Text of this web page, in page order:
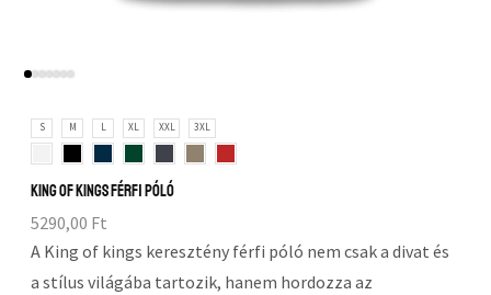
S M L XL XXL 3XL
King of Kings férfi póló
5290,00 Ft
A King of kings keresztény férfi póló nem csak a divat és
a stílus világába tartozik, hanem hordozza az